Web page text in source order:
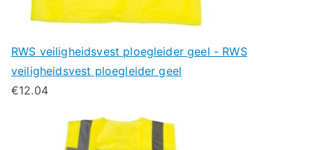
RWS veiligheidsvest ploegleider geel - RWS
veiligheidsvest ploegleider geel
€12.04